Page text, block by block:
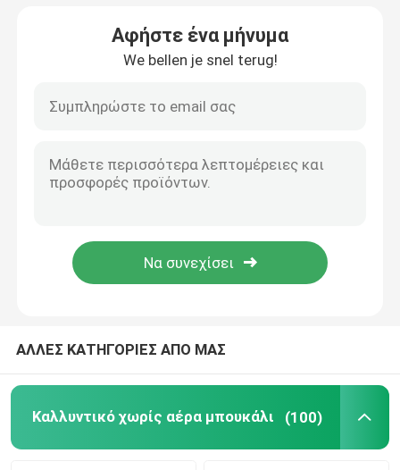
Αρχική Σελίδα
Προϊόντα
Αφήστε ένα μήνυμα
We bellen je snel terug!
ΑΛΛΕΣ ΚΑΤΗΓΟΡΙΕΣ ΑΠΟ ΜΑΣ
Καλλυντικό χωρίς αέρα μπουκάλι (100)